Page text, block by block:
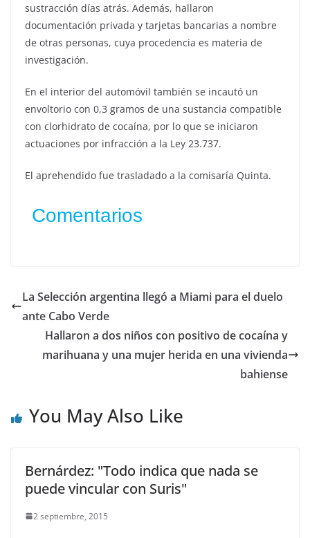
sustracción días atrás. Además, hallaron
documentación privada y tarjetas bancarias a nombre
de otras personas, cuya procedencia es materia de
investigación.
En el interior del automóvil también se incautó un
envoltorio con 0,3 gramos de una sustancia compatible
con clorhidrato de cocaína, por lo que se iniciaron
actuaciones por infracción a la Ley 23.737.
El aprehendido fue trasladado a la comisaría Quinta.
Comentarios
La Selección argentina llegó a Miami para el duelo
ante Cabo Verde
Hallaron a dos niños con positivo de cocaína y
marihuana y una mujer herida en una vivienda
bahiense
You May Also Like
Bernárdez: "Todo indica que nada se
puede vincular con Suris"
2 septiembre, 2015